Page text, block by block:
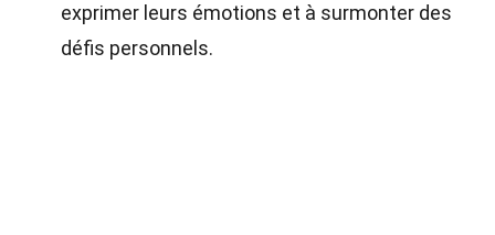
exprimer leurs émotions et à surmonter des
défis personnels.